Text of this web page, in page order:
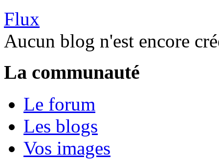
Flux
Aucun blog n'est encore
La communauté
Le forum
Les blogs
Vos images